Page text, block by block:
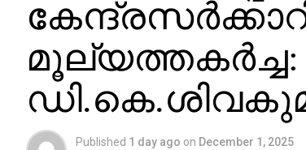
മൂല്യത്തകര്‍ച്ച:
Published 1 day ago on December 1, 2025